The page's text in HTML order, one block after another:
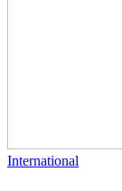
International